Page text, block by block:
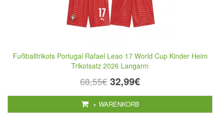
Fußballtrikots Portugal Rafael Leao 17 World Cup Kinder Heim
Trikotsatz 2026 Langarm
68,55€ 32,99€
+ WARENKORB